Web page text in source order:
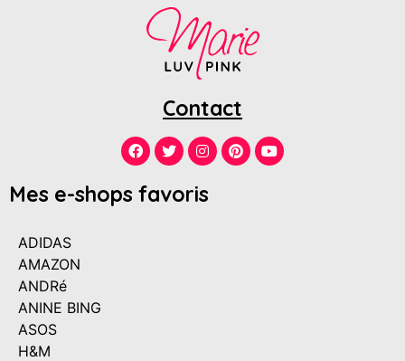
Contact
Mes e-shops favoris
ADIDAS
AMAZON
ANDRé
ANINE BING
ASOS
H&M